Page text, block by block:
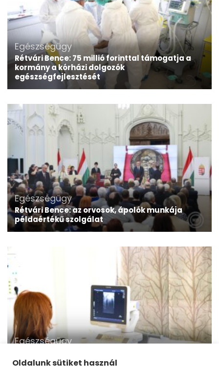
Egészségügy
Rétvári Bence: 75 millió forinttal támogatja a
kormány a kórházi dolgozók
egészségfejlesztését
Egészségügy
Rétvári Bence: az orvosok, ápolók munkája
példaértékű szolgálat
Egészségügy
jelentkezni
Oldalunk sütiket használ